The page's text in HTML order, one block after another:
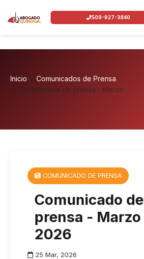
509-927-3840
Inicio
Comunicados de Prensa
Comunicado de prensa - Marzo …
COMUNICADO DE PRENSA
Comunicado de
prensa -
2026
25 Mar, 2026